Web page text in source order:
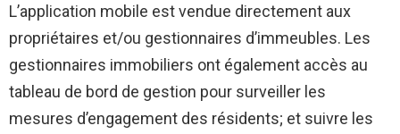
L’application mobile est vendue directement aux
propriétaires et/ou gestionnaires d’immeubles. Les
gestionnaires immobiliers ont également accès au
tableau de bord de gestion pour surveiller les
mesures d’engagement des résidents; et suivre les